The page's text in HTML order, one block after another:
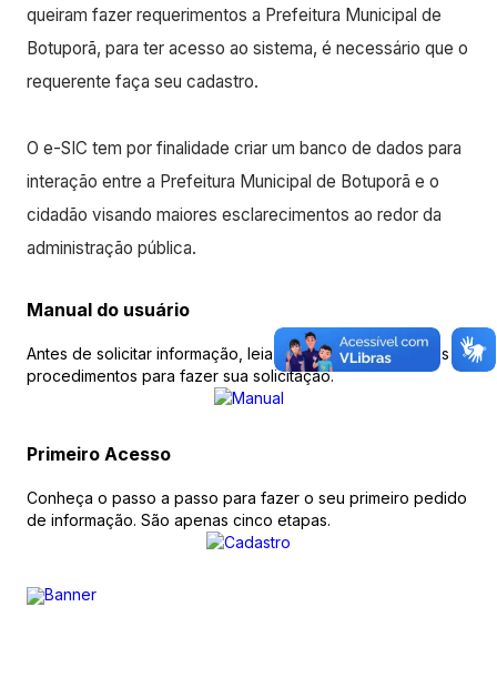
queiram fazer requerimentos a Prefeitura Municipal de
Botuporã, para ter acesso ao sistema, é necessário que o
requerente faça seu cadastro.
O e-SIC tem por finalidade criar um banco de dados para
interação entre a Prefeitura Municipal de Botuporã e o
cidadão visando maiores esclarecimentos ao redor da
administração pública.
Manual do usuário
Antes de solicitar informação, leia o Manual e conheça os
procedimentos para fazer sua solicitação.
Primeiro Acesso
Conheça o passo a passo para fazer o seu primeiro pedido
de informação. São apenas cinco etapas.